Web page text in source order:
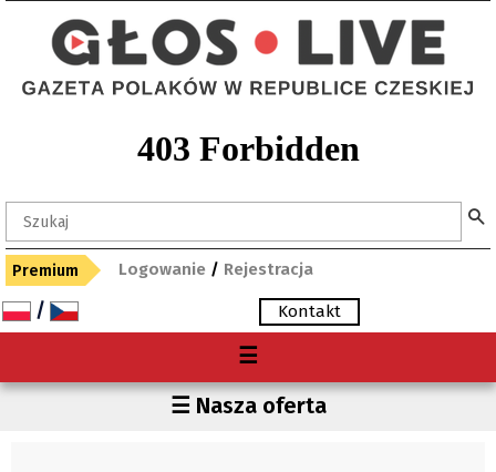
Premium Logowanie / Rejestracja
/ Kontakt
☰
O nas
☰ Nasza oferta